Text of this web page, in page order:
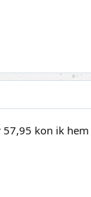
57,95 kon ik